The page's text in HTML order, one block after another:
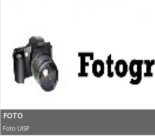
FOTO
Foto UISP